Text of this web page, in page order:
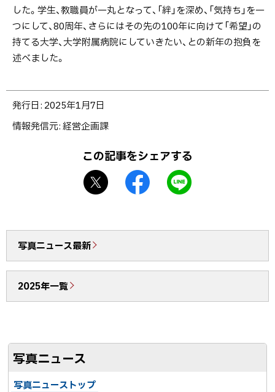
した。学生、教職員が一丸となって、「絆」を深め、「気持ち」を一
つにして、80周年、さらにはその先の100年に向けて「希望」の
持てる大学、大学附属病院にしていきたい、との新年の抱負を
述べました。
ト
プ
発行日: 2025年1月7日
情報発信元 経営企画課
この記事をシェアする
o
o
シ
送
る
写真ニュース最新
2025年一覧
写真ニュース
写真ニューストップ